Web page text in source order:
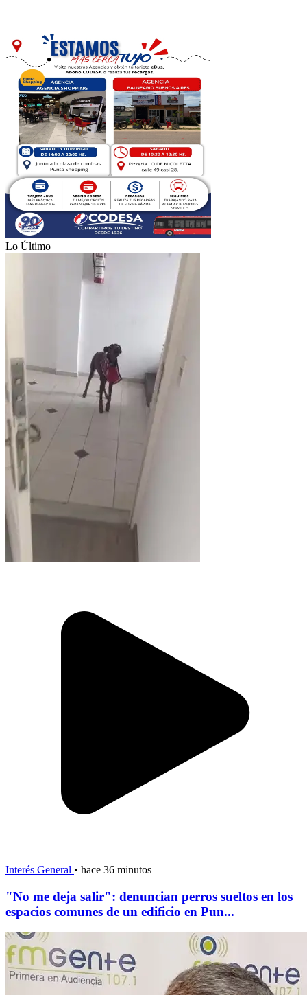
Lo Último
Interés General • hace 36 minutos
"No me deja salir": denuncian perros sueltos en los
espacios comunes de un edificio en Pun...